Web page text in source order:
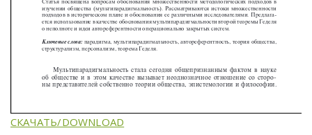
СКАЧАТЬ/DOWNLOAD